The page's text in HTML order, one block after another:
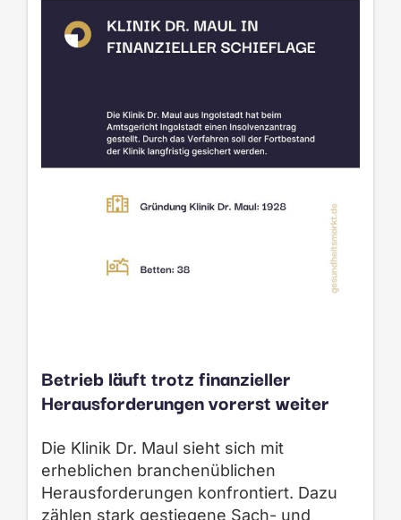
Betrieb läuft trotz finanzieller
Herausforderungen vorerst weiter
Die Klinik Dr. Maul sieht sich mit
erheblichen branchenüblichen
Herausforderungen konfrontiert. Dazu
zählen stark gestiegene Sach- und